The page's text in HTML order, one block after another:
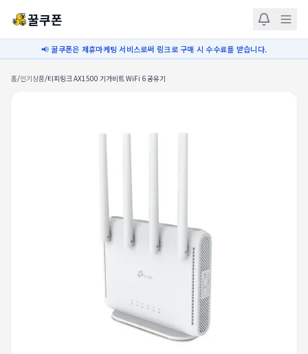
꿀쿠폰
📢 꿀쿠폰은 제휴마케팅 서비스로써 링크로 구매 시 수수료를 받습니다.
홈/인기상품/티피링크 AX1500 기가비트 WiFi 6 공유기